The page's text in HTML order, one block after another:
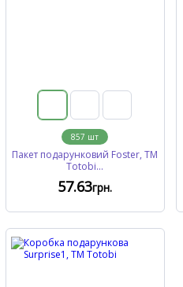
857 шт
Пакет подарунковий Foster, TM
Totobi...
57.63грн.